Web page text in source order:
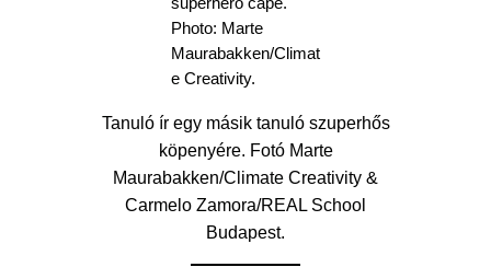
Tanuló ír egy másik tanuló szuperhős
köpenyére. Fotó Marte
Maurabakken/Climate Creativity &
Carmelo Zamora/REAL School
Budapest.